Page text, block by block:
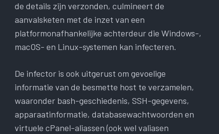
de details zijn verzonden, culmineert de
aanvalsketen met de inzet van een
platformonafhankelijke achterdeur die Windows-,
macOS- en Linux-systemen kan infecteren.
De infector is ook uitgerust om gevoelige
informatie van de besmette host te verzamelen,
waaronder bash-geschiedenis, SSH-gegevens,
apparaatinformatie, databasewachtwoorden en
virtuele cPanel-aliassen (ook wel valiasen